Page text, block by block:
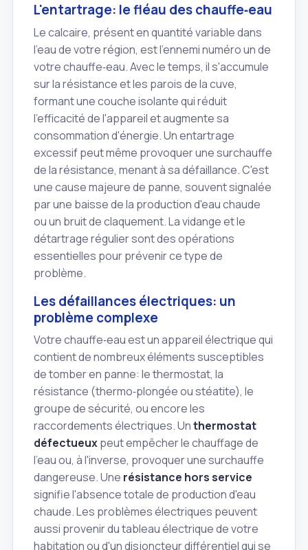
L'entartrage: le fléau des chauffe‑eau
Le calcaire, présent en quantité variable dans
l'eau de votre région, est l'ennemi numéro un de
votre chauffe‑eau. Avec le temps, il s'accumule
sur la résistance et les parois de la cuve,
formant une couche isolante qui réduit
l'efficacité de l'appareil et augmente sa
consommation d'énergie. Un entartrage
excessif peut même provoquer une surchauffe
de la résistance, menant à sa défaillance. C'est
une cause majeure de panne, souvent signalée
par une baisse de la production d'eau chaude
ou un bruit de claquement. La vidange et le
détartrage régulier sont des opérations
essentielles pour prévenir ce type de
problème.
Les défaillances électriques: un
problème complexe
Votre chauffe‑eau est un appareil électrique qui
contient de nombreux éléments susceptibles
de tomber en panne: le thermostat, la
résistance (thermo‑plongée ou stéatite), le
groupe de sécurité, ou encore les
raccordements électriques. Unthermostat
défectueuxpeut empêcher le chauffage de
l'eau ou, à l'inverse, provoquer une surchauffe
dangereuse. Une résistance hors service
signifie l'absence totale de production d'eau
chaude. Les problèmes électriques peuvent
aussi provenir du tableau électrique de votre
habitation ou d'un disjoncteur différentiel qui se